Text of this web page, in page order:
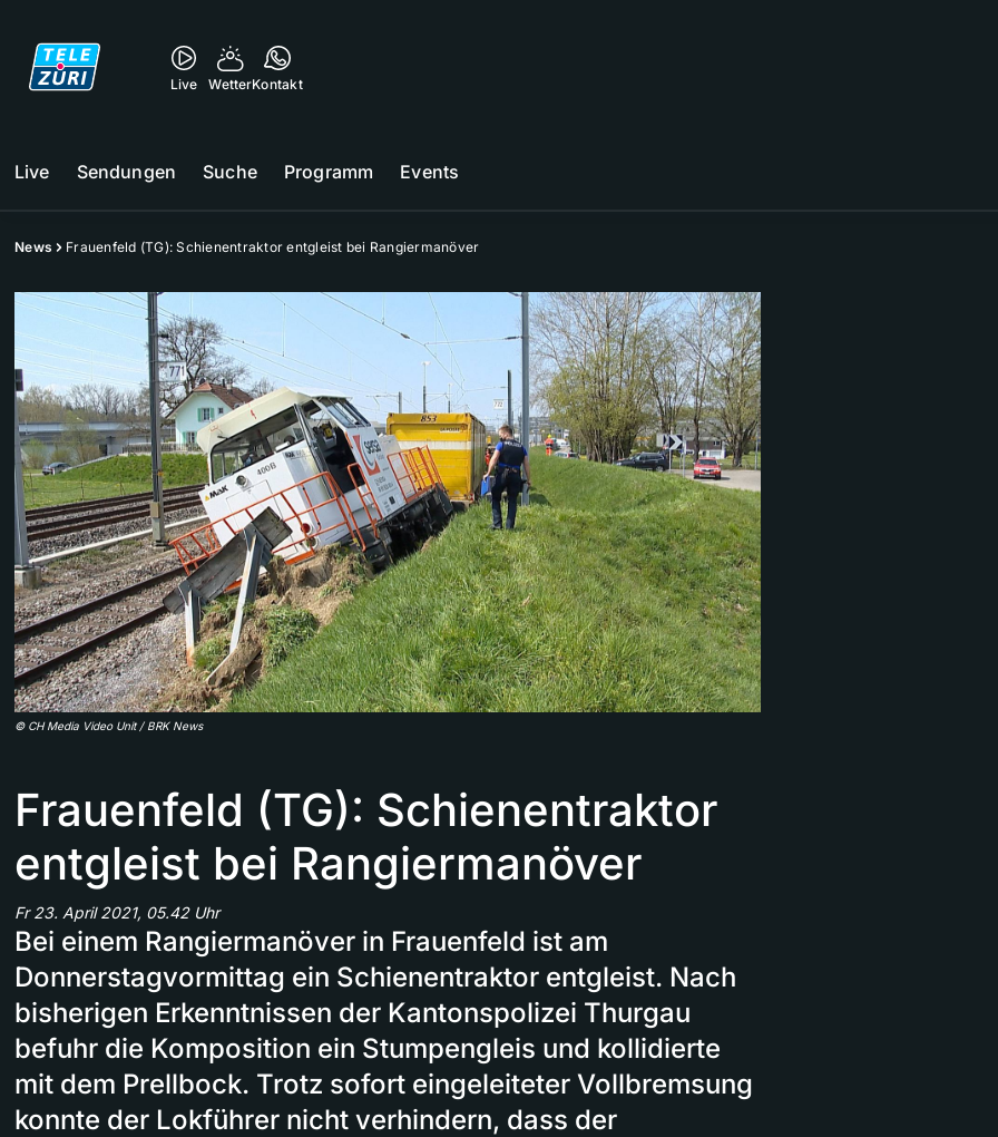
Live WetterKontakt
Live Sendungen Suche Programm Events
News Frauenfeld (TG): Schienentraktor entgleist bei Rangiermanöver
© CH Media Video Unit / BRK News
Frauenfeld (TG): Schienentraktor
entgleist bei Rangiermanöver
Fr 23. April 2021, 05.42 Uhr
Bei einem Rangiermanöver in Frauenfeld ist am
Donnerstagvormittag ein Schienentraktor entgleist. Nach
bisherigen Erkenntnissen der Kantonspolizei Thurgau
befuhr die Komposition ein Stumpengleis und kollidierte
mit dem Prellbock. Trotz sofort eingeleiteter Vollbremsung
konnte der Lokführer nicht verhindern, dass der